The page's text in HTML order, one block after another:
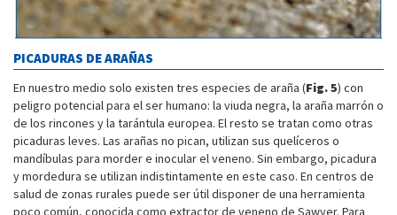
PICADURAS DE ARAÑAS
En nuestro medio solo existen tres especies de araña (Fig. 5) con
peligro potencial para el ser humano: la viuda negra, la araña marrón o
de los rincones y la tarántula europea. El resto se tratan como otras
picaduras leves. Las arañas no pican, utilizan sus quelíceros o
mandíbulas para morder e inocular el veneno. Sin embargo, picadura
y mordedura se utilizan indistintamente en este caso. En centros de
salud de zonas rurales puede ser útil disponer de una herramienta
poco común, conocida como extractor de veneno de Sawyer. Para